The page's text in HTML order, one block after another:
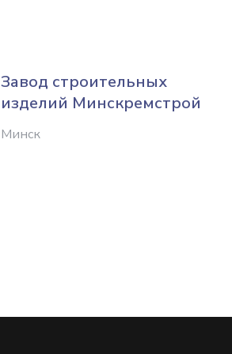
Завод строительных
изделий Минскремстрой
Минск